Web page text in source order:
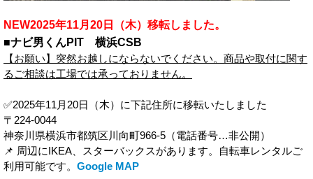
NEW2025年11月20日（木）移転しました。
■ナビ男くんPIT 横浜CSB
【お願い】突然お越しにならないでください。商品や取付に関す
るご相談は工場では承っておりません。
✅2025年11月20日（木）に下記住所に移転いたしました
〒224-0044
神奈川県横浜市都筑区川向町966-5（電話番号…非公開）
📌 周辺にIKEA、スターバックスがあります。自転車レンタルご
利用可能です。 Google MAP